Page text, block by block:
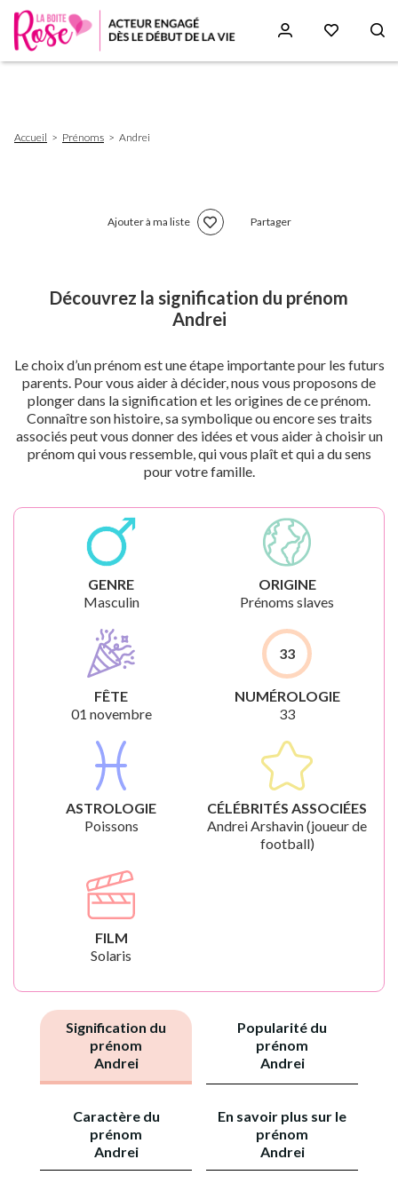
d'Ariane
Accueil Prénoms Andrei
Ajouter à ma liste Partager
Découvrez la signification du prénom
Andrei
Le choix d’un prénom est une étape importante pour les futurs
parents. Pour vous aider à décider, nous vous proposons de
plonger dans la signification et les origines de ce prénom.
Connaître son histoire, sa symbolique ou encore ses traits
associés peut vous donner des idées et vous aider à choisir un
prénom qui vous ressemble, qui vous plaît et qui a du sens
pour votre famille.
GENRE
Masculin
ORIGINE
Prénoms slaves
FÊTE
01 novembre
33
NUMÉROLOGIE
33
ASTROLOGIE
Poissons
CÉLÉBRITÉS ASSOCIÉES
Andrei Arshavin (joueur de
football)
FILM
Solaris
Signification du
prénom
Andrei
Popularité du
prénom
Andrei
Caractère du
prénom
Andrei
En savoir plus sur le
prénom
Andrei